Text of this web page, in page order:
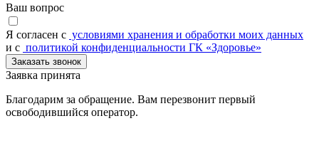
Ваш вопрос
Я согласен c условиями хранения и обработки моих данных
и с политикой конфиденциальности ГК «Здоровье»
Заказать звонок
Заявка принята
Благодарим за обращение. Вам перезвонит первый
освободившийся оператор.